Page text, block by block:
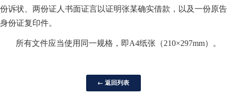
份诉状、两份证人书面证言以证明张某确实借款，以及一份原告
身份证复印件。
所有文件应当使用同一规格，即A4纸张（210×297mm）。
← 返回列表